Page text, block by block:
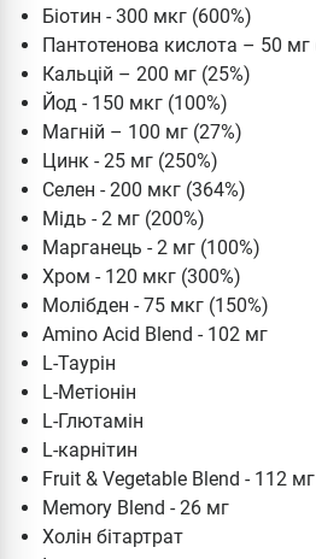
Біотин - 300 мкг (600%)
Пантотенова кислота – 50 мг
Кальцій – 200 мг (25%)
Йод - 150 мкг (100%)
Магній – 100 мг (27%)
Цинк - 25 мг (250%)
Селен - 200 мкг (364%)
Мідь - 2 мг (200%)
Марганець - 2 мг (100%)
Хром - 120 мкг (300%)
Молібден - 75 мкг (150%)
Amino Acid Blend - 102 мг
L-Таурін
L-Метіонін
L-Глютамін
L-карнітин
Fruit & Vegetable Blend - 112 мг
Memory Blend - 26 мг
Холін бітартрат